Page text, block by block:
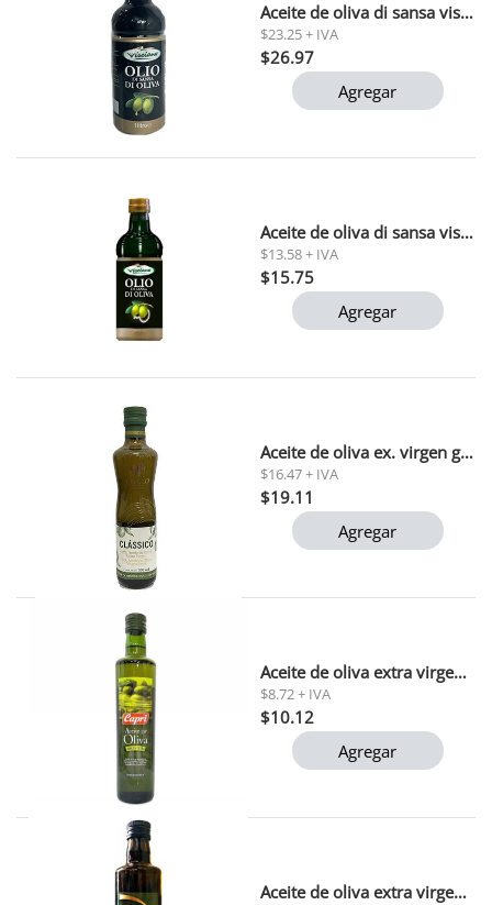
Aceite de oliva di sansa visciano 1 litro
$23.25 + IVA
$26.97
Agregar
Aceite de oliva di sansa visciano 500 ml
$13.58 + IVA
$15.75
Agregar
Aceite de oliva ex. virgen gallo 500 ml
$16.47 + IVA
$19.11
Agregar
Aceite de oliva extra virgen capri 250 ml
$8.72 + IVA
$10.12
Agregar
Aceite de oliva extra virgen capri 500 ml